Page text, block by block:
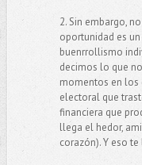
2. Sin embargo,
oportunidad es
buenrrollismo
decimos lo que
momentos en los
electoral que
financiera que
llega el hedor,
corazón). Y eso